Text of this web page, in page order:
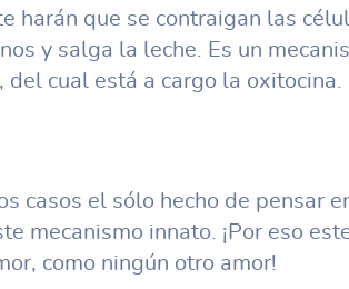
harán que se contraigan las
y salga la leche. Es un
del cual está a cargo la oxitocina.
casos el sólo hecho de pensar
mecanismo innato. ¡Por eso
como ningún otro amor!